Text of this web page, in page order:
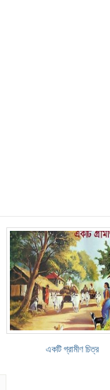
একটি গ্রামীণ চিত্র